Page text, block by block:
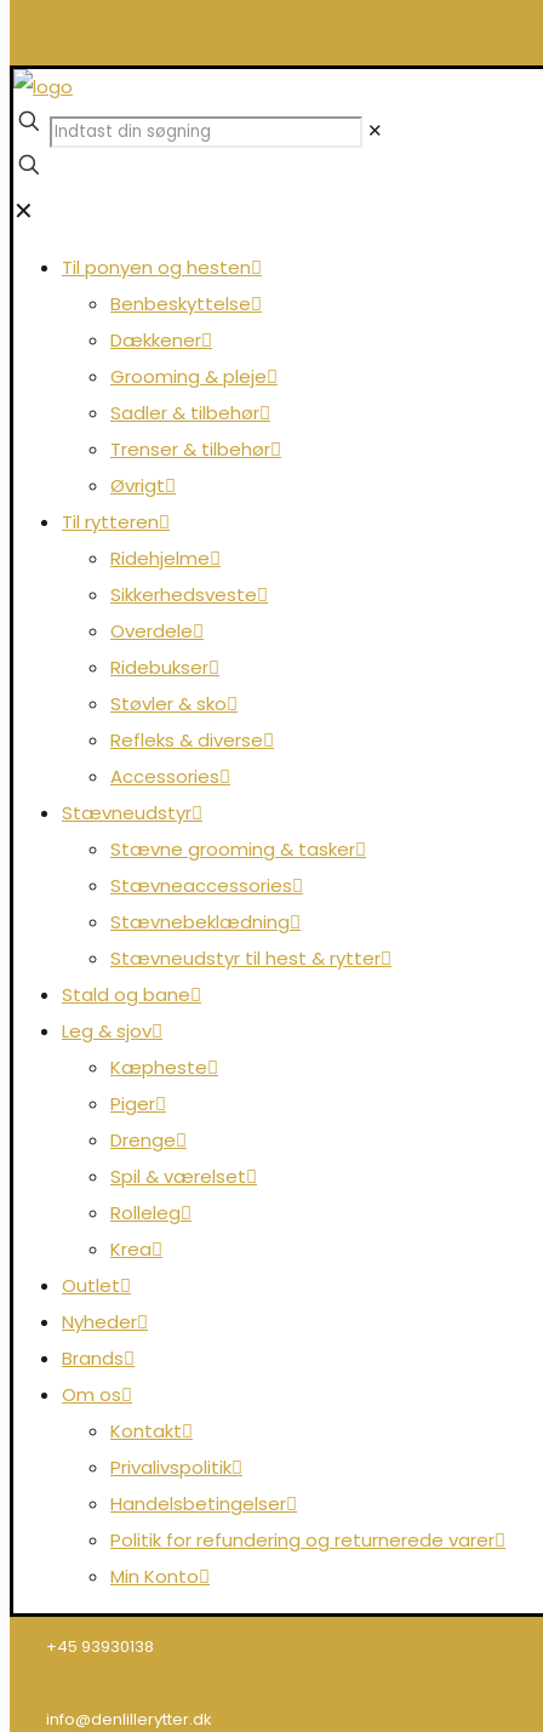
✕
✕
Til ponyen og hesten
Benbeskyttelse
Dækkener
Grooming & pleje
Sadler & tilbehør
Trenser & tilbehør
Øvrigt
Til rytteren
Ridehjelme
Sikkerhedsveste
Overdele
Ridebukser
Støvler & sko
Refleks & diverse
Accessories
Stævneudstyr
Stævne grooming & tasker
Stævneaccessories
Stævnebeklædning
Stævneudstyr til hest & rytter
Stald og bane
Leg & sjov
Kæpheste
Piger
Drenge
Spil & værelset
Rolleleg
Krea
Outlet
Nyheder
Brands
Om os
Kontakt
Privalivspolitik
Handelsbetingelser
Politik for refundering og returnerede varer
Min Konto
+45 93930138
info@denlillerytter.dk